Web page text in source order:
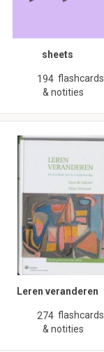
sheets
194 flashcards
& notities
Leren veranderen
274 flashcards
& notities